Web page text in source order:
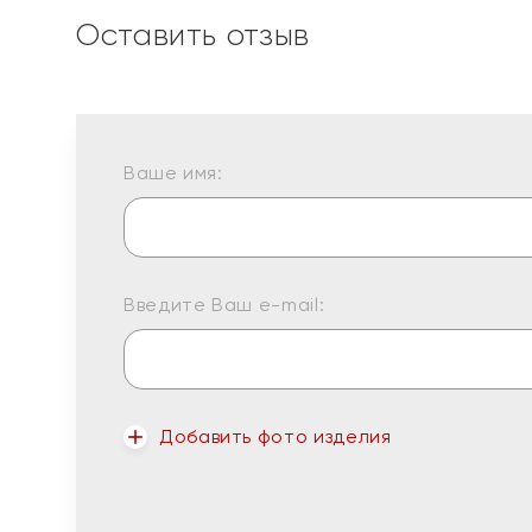
Оставить отзыв
Ваше имя:
Введите Ваш e-mail:
Добавить фото изделия